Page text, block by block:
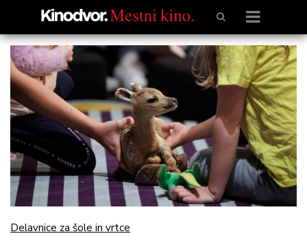
Delavnice za šole in vrtce